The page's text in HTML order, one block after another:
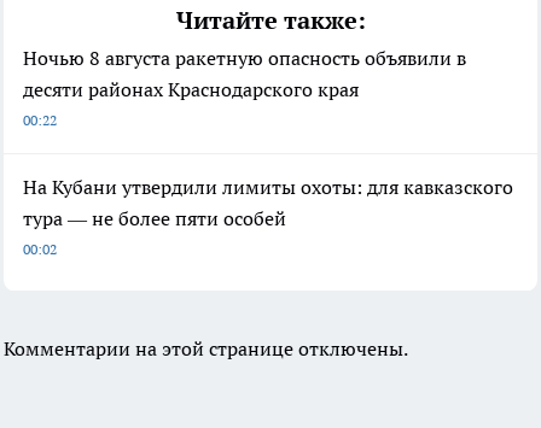
Читайте также:
Ночью 8 августа ракетную опасность объявили в
десяти районах Краснодарского края
00:22
На Кубани утвердили лимиты охоты: для кавказского
тура — не более пяти особей
00:02
Комментарии на этой странице отключены.